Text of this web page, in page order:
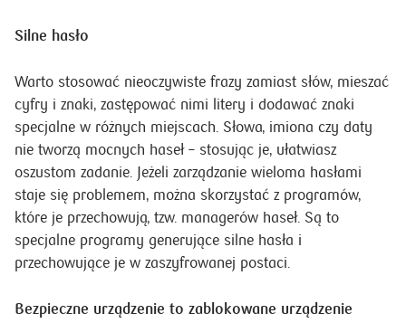
Silne hasło
Warto stosować nieoczywiste frazy zamiast słów, mieszać
cyfry i znaki, zastępować nimi litery i dodawać znaki
specjalne w różnych miejscach. Słowa, imiona czy daty
nie tworzą mocnych haseł – stosując je, ułatwiasz
oszustom zadanie. Jeżeli zarządzanie wieloma hasłami
staje się problemem, można skorzystać z programów,
które je przechowują, tzw. managerów haseł. Są to
specjalne programy generujące silne hasła i
przechowujące je w zaszyfrowanej postaci.
Bezpieczne urządzenie to zablokowane urządzenie